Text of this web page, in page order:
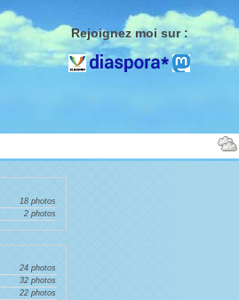
Rejoignez moi sur :
18 photos
2 photos
24 photos
32 photos
22 photos